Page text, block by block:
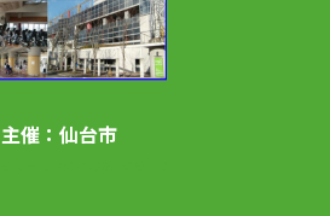
主催：仙台市